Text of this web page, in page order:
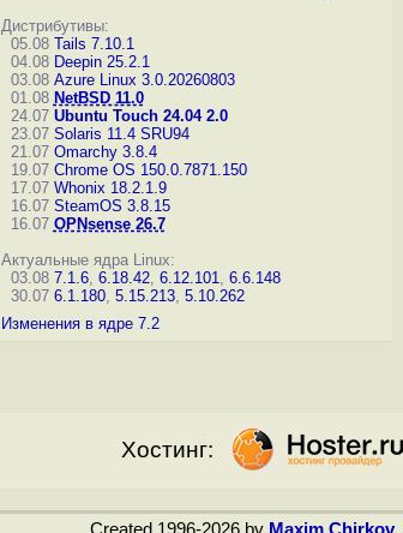
Дистрибутивы:
05.08 Tails 7.10.1
04.08 Deepin 25.2.1
03.08 Azure Linux 3.0.20260803
01.08 NetBSD 11.0
24.07 Ubuntu Touch 24.04 2.0
23.07 Solaris 11.4 SRU94
21.07 Omarchy 3.8.4
19.07 Chrome OS 150.0.7871.150
17.07 Whonix 18.2.1.9
16.07 SteamOS 3.8.15
16.07 OPNsense 26.7
Актуальные ядра Linux:
03.08 7.1.6, 6.18.42, 6.12.101, 6.6.148
30.07 6.1.180, 5.15.213, 5.10.262
Изменения в ядре 7.2
Хостинг: